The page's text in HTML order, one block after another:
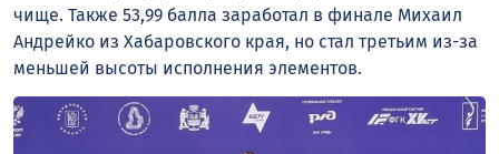
чище. Также 53,99 балла заработал в финале Михаил
Андрейко из Хабаровского края, но стал третьим из-за
меньшей высоты исполнения элементов.